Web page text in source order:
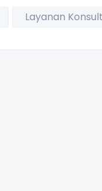
Layanan